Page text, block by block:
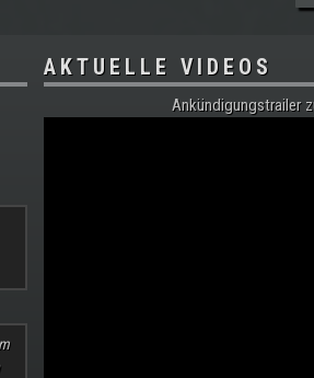
AKTUELLE VIDEOS
Ankündigungstrailer